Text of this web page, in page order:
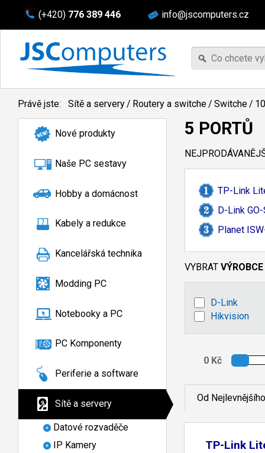
(+420) 776 389 446 info@jscomputers.cz
Právě jste: Sítě a servery/ Routery a switche/ Switche/
Nové produkty
Naše PC sestavy
Hobby a domácnost
Kabely a redukce
Kancelářská technika
Modding PC
Notebooky a PC
PC Komponenty
Periferie a software
Sítě a servery
Datové rozvaděče
IP Kamery
5 PORTŮ
TP-Link
D-Link GO-
Planet
VYBRAT VÝROBCE
D-Link
Hikvision
Od Nejlevnějšího
TP-Link